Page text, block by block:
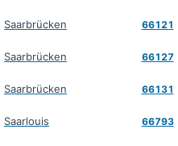
Saarbrücken 66121
Saarbrücken 66127
Saarbrücken 66131
Saarlouis 66793